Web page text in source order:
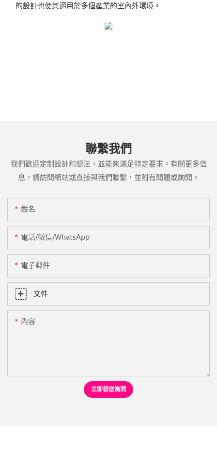
的設計也使其適用於多個產業的室內外環境。
聯繫我們
我們歡迎定制設計和想法，並能夠滿足特定要求。有關更多信
息，請訪問網站或直接與我們聯繫，並附有問題或詢問。
姓名
電話/微信/WhatsApp
電子郵件
文件
內容
立即發送詢問